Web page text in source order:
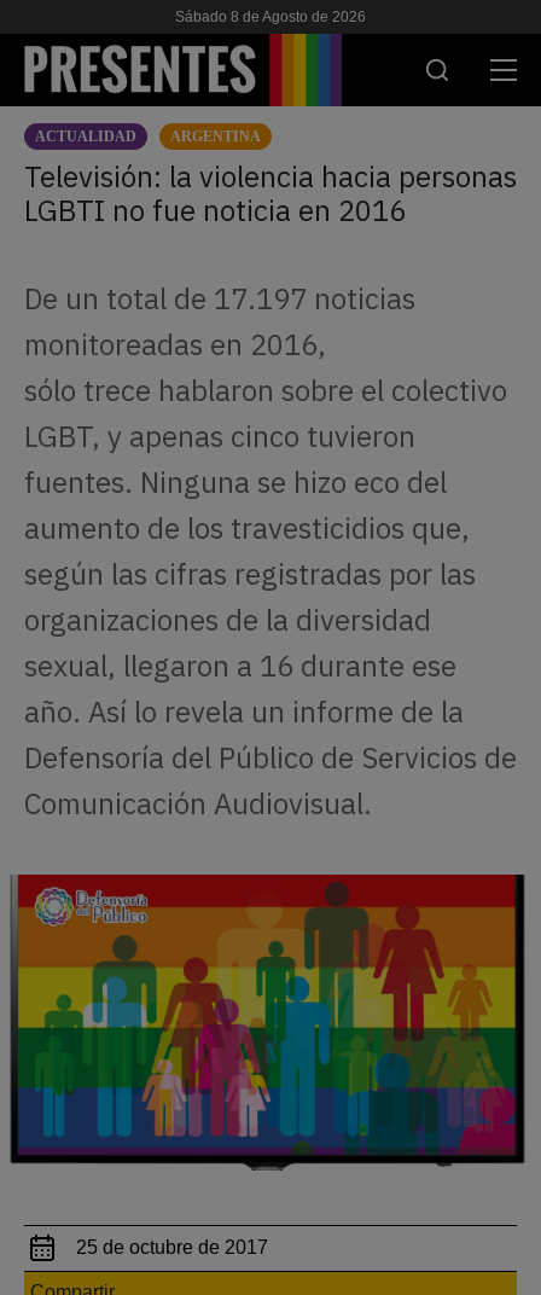
Sábado 8 de Agosto de 2026
ACTUALIDAD
INVESTIGACIONES
ESCUELA
APOYANOS
ES EN
ACTUALIDAD ARGENTINA
Televisión: la violencia hacia personas
LGBTI no fue noticia en 2016
De un total de 17.197 noticias
monitoreadas en 2016,
sólo trece hablaron sobre el colectivo
LGBT, y apenas cinco tuvieron
fuentes. Ninguna se hizo eco del
aumento de los travesticidios que,
según las cifras registradas por las
organizaciones de la diversidad
sexual, llegaron a 16 durante ese
año. Así lo revela un informe de la
Defensoría del Público de Servicios de
Comunicación Audiovisual.
25 de octubre de 2017